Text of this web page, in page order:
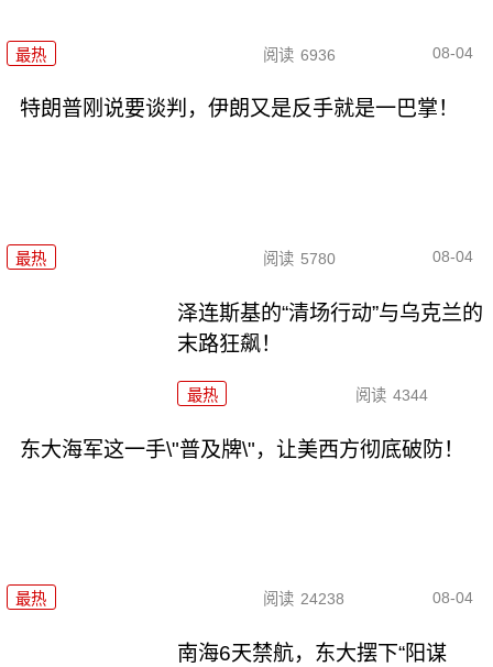
最热 阅读 6936 08-04
特朗普刚说要谈判，伊朗又是反手就是一巴掌！
最热 阅读 5780 08-04
泽连斯基的“清场行动”与乌克兰的
末路狂飙！
最热 阅读 4344
东大海军这一手\"普及牌\"，让美西方彻底破防！
最热 阅读 24238 08-04
南海6天禁航，东大摆下“阳谋